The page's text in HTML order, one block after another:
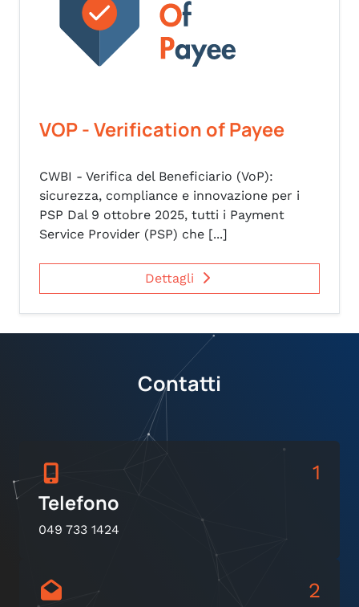
VOP - Verification of Payee
CWBI - Verifica del Beneficiario (VoP):
sicurezza, compliance e innovazione per i
PSP Dal 9 ottobre 2025, tutti i Payment
Service Provider (PSP) che [...]
Dettagli
Contatti
1
Telefono
049 733 1424
2